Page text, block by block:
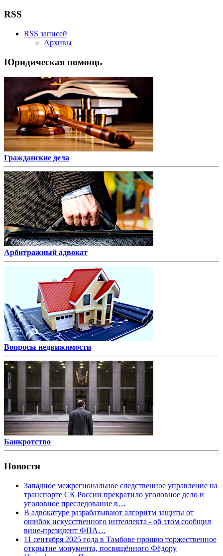
RSS
RSS записей
Архивы
Юридическая помощь
Гражданские дела
Арбитражный адвокат
Вопросы недвижимости
Банкротство
Новости
Западное межрегиональное следственное управление на
транспорте СК России прекратило уголовное дело и
уголовное преследование в…
В адвокатуре разрабатывают алгоритм защиты от
ошибок искусственного интеллекта - об этом сообщил
вице-президент ФПА…
11 сентября 2025 года в Тамбове прошло торжественное
открытие монумента, посвящённого Фёдору